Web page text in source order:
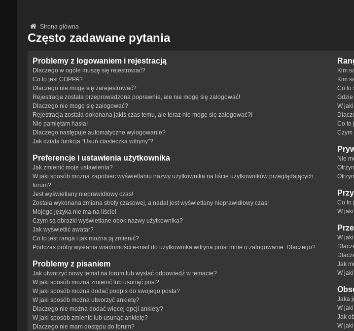
Strona główna
Często zadawane pytania
Problemy z logowaniem i rejestracją
Dlaczego w ogóle muszę się rejestrować?
Co to jest COPPA?
Dlaczego nie mogę się zarejestrować?
Rejestracja została przeprowadzona poprawnie, ale nie mogę się zalogować!
Dlaczego nie mogę się zalogować?
Rejestracja została dokonana jakiś czas temu, ale teraz nie mogę się zalogować?!
Nie pamiętam hasła!
Dlaczego następuje automatyczne wylogowanie?
Jak działa funkcja “Usuń ciasteczka witryny”?
Preferencje i ustawienia użytkownika
Jak zmienić moje ustawienia?
W jaki sposób można zapobiec wyświetlaniu nazwy użytkownika na liście użytkowników przeglądających
forum?
Jest wyświetlany nieprawidłowy czas!
Została wykonana zmiana strefy czasowej, a nadal jest wyświetlany nieprawidłowy czas!
Mojego języka nie ma na liście!
Czym są obrazki wyświetlane obok nazwy użytkownika?
Jak wyświetlić awatar?
Co to jest ranga i jak można ją zmienić?
Podczas próby wysłania wiadomości e-mail do użytkownika witryna prosi mnie o zalogowanie. Dlaczego?
Problemy z pisaniem
Jak utworzyć nowy temat na forum lub wysłać odpowiedź w temacie?
W jaki sposób można zmienić lub usunąć post?
W jaki sposób można dodać podpis do swojego posta?
W jaki sposób można utworzyć ankietę?
Dlaczego nie można dodać więcej opcji ankiety?
W jaki sposób zmienić lub usunąć ankietę?
Dlaczego nie mam dostępu do forum?
Kim
Kim
Co to
W
Co to
Czym
Nie
Co to
W
W
Jak
W
Jaka
W
Jak
W